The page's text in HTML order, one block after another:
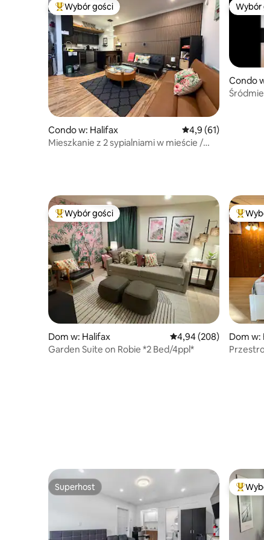
Najpopularniejsze z kategorii Wybór gości
Wybór gości
Condo w: Halifax Średnia ocena: 4,9
4,9 (61)
Mieszkanie z 2 sypialniami w mieście /
Wybór
Condo
Najpopularniejsze z kategorii Wybór gości
Wybór gości
Dom w: Halifax Średnia ocena: 4,94
4,94 (208)
Garden Suite on Robie *2 Bed/4ppl*
Dom w:
Superhost
Superhost